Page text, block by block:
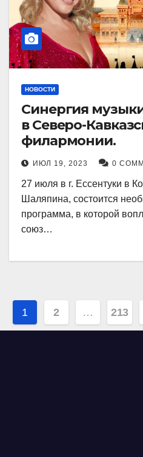
НОВОСТИ
Синергия
в Северо-
филармонии.
ИЮЛ 19, 2023 0
27 июля в г. Ессентуки в
Шаляпина, состоится
программа, в которой
союз…
Навигация
по
1 2 … 213